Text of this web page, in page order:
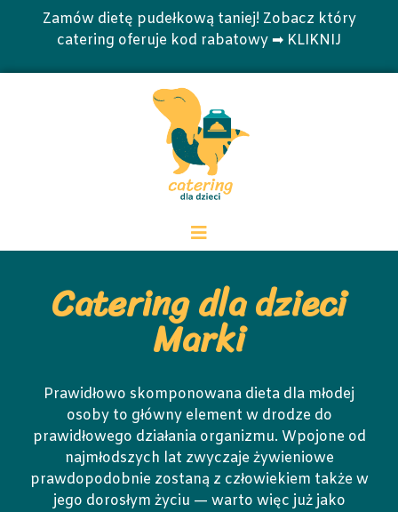
Zamów dietę pudełkową taniej! Zobacz który
catering oferuje kod rabatowy ➡ KLIKNIJ
Catering dla dzieci
Marki
Prawidłowo skomponowana dieta dla młodej
osoby to główny element w drodze do
prawidłowego działania organizmu. Wpojone od
najmłodszych lat zwyczaje żywieniowe
prawdopodobnie zostaną z człowiekiem także w
jego dorosłym życiu — warto więc już jako